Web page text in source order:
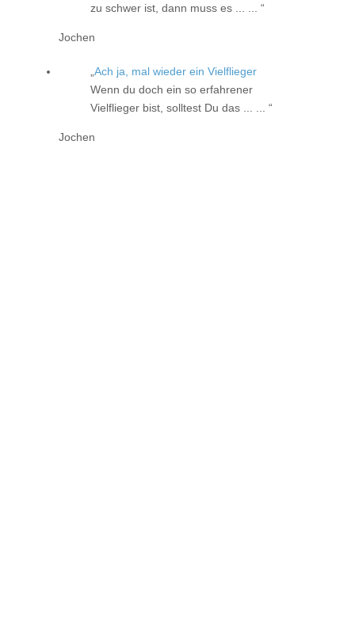
zu schwer ist, dann muss es ... ...
Jochen
Ach ja, mal wieder ein Vielflieger
Wenn du doch ein so erfahrener
Vielflieger bist, solltest Du das ... ...
Jochen